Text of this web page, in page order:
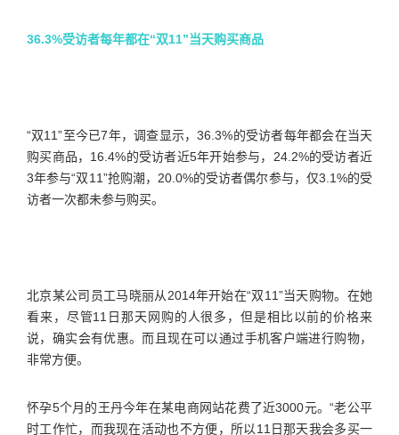
36.3%受访者每年都在“双11”当天购买商品
“双11”至今已7年，调查显示，36.3%的受访者每年都会在当天
购买商品，16.4%的受访者近5年开始参与，24.2%的受访者近
3年参与“双11”抢购潮，20.0%的受访者偶尔参与，仅3.1%的受
访者一次都未参与购买。
北京某公司员工马晓丽从2014年开始在“双11”当天购物。在她
看来，尽管11日那天网购的人很多，但是相比以前的价格来
说，确实会有优惠。而且现在可以通过手机客户端进行购物，
非常方便。
怀孕5个月的王丹今年在某电商网站花费了近3000元。“老公平
时工作忙，而我现在活动也不方便，所以11日那天我会多买一